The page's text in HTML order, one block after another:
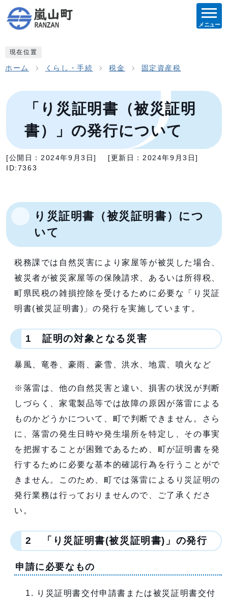
メニュー
現在位置
ホーム くらし・手続 税金 固定資産税
「り災証明書（被災証明
書）」の発行について
[公開日： 2024年9月3日] [更新日：2024年9月3日]
ID:7363
り災証明書（被災証明書）につ
いて
税務課では自然災害により家屋等が被災した場合、
被災者が被災家屋等の保険請求、あるいは所得税、
町県民税の雑損控除を受けるために必要な「り災証
明書(被災証明書)」の発行を実施しています。
1 証明の対象となる災害
暴風、竜巻、豪雨、豪雪、洪水、地震、噴火など
※落雷は、他の自然災害と違い、損害の状況が判断
しづらく、家電製品等では故障の原因が落雷による
ものかどうかについて、町で判断できません。さら
に、落雷の発生日時や発生場所を特定し、その事実
を把握することが困難であるため、町が証明書を発
行するために必要な基本的確認行為を行うことがで
きません。このため、町では落雷によるり災証明の
発行業務は行っておりませんので、ご了承くださ
い。
2 「り災証明書(被災証明書)」の発行
申請に必要なもの
り災証明書交付申請書または被災証明書交付